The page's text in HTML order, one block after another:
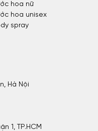
hoa nữ
hoa unisex
spray
Hà Nội
1, TP.HCM